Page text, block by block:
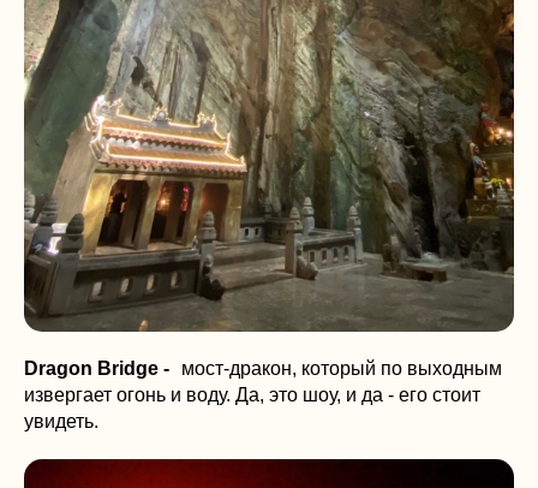
Dragon Bridge - мост-дракон, который по выходным
извергает огонь и воду. Да, это шоу, и да - его стоит
увидеть.